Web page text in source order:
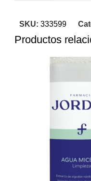
SKU: 333599
Productos